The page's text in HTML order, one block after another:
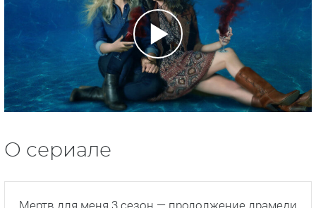
О сериале